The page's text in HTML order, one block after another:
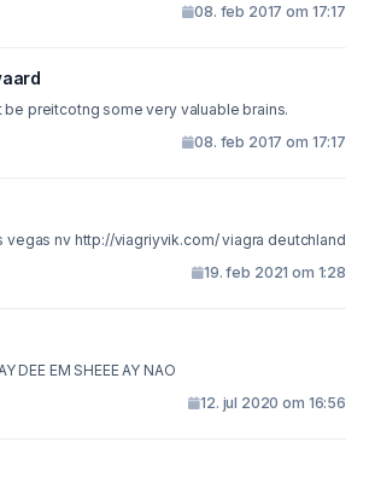
08. feb 2017 om 17:17
be preitcotng some very valuable brains.
08. feb 2017 om 17:17
cheap viagra in las vegas nv http://viagriyvik.com/ viagra deutchland
19. feb 2021 om 1:28
DEE EM SHEEE AY NAO
12. jul 2020 om 16:56